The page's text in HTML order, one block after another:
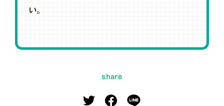
い。
share